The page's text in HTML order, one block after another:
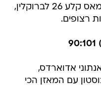
21 מ-36, 58.3 אחוז. קאם תומאס קלע 26 לברוקלין,
רצופים.
מספר 1 שלה אנתוני אדוארדס,
עם המאזן הכי